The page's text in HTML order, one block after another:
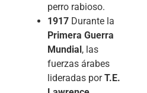
perro rabioso.
1917 Durante la
Primera Guerra
Mundial, las
fuerzas árabes
lideradas porT.E.